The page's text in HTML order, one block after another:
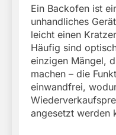
Ein Backofen ist
unhandliches
leicht einen
Häufig sind
einzigen Mängel,
machen – die
einwandfrei,
angesetzt werden